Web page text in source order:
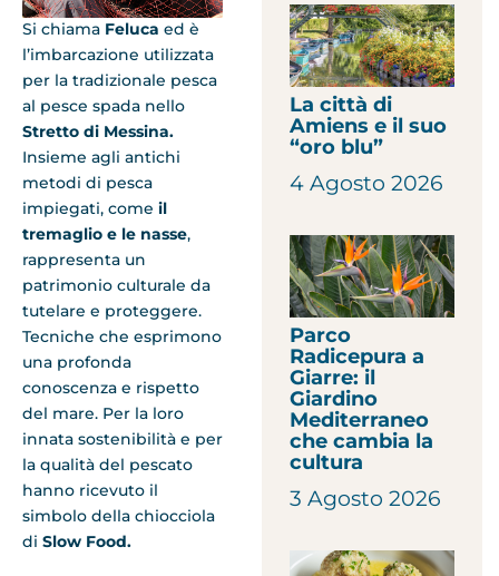
Si chiama Feluca ed è
l’imbarcazione utilizzata
per la tradizionale pesca
al pesce spada nello
Stretto di Messina.
Insieme agli antichi
metodi di pesca
impiegati, come il
tremaglio e le nasse,
rappresenta un
patrimonio culturale da
tutelare e proteggere.
Tecniche che esprimono
una profonda
conoscenza e rispetto
del mare. Per la loro
innata sostenibilità e per
la qualità del pescato
hanno ricevuto il
simbolo della chiocciola
di Slow Food.
La città di
Amiens e il suo
“oro blu”
4 Agosto 2026
Parco
Radicepura a
Giarre: il
Giardino
Mediterraneo
che cambia la
cultura
3 Agosto 2026